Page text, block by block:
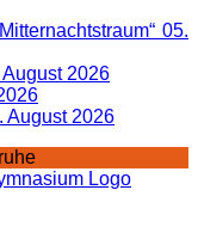
05.
August 2026
August 2026